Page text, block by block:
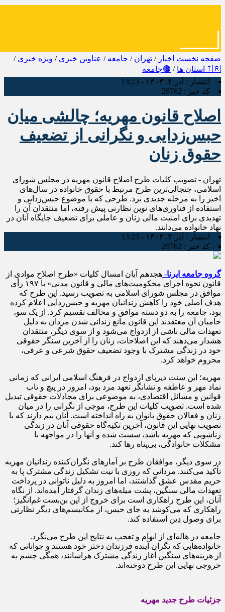
صفحه نخست اخبار / تهران / جامعه / عناوین خبری / ویژه خبری /
🇮🇷استان ها
/ 🟤جامعه
انتشار : آذر ۴, ۱۴۰۴ - 13:23
کد خبر : 29762
اصلاح قانون مهریه؛ چالشی میان
حبس‌زدایی و نگرانی از تضعیف
حقوق زنان
تهران - تصویب کلیات طرح اصلاح قانون مهریه در مجلس شورای
اسلامی، جنجالی‌ترین طرح مرتبط با حقوق خانواده در سال‌های
اخیر را به مرحله جدیدی برد. طرحی که با موضوع حبس‌زدایی و
استفاده از فناوری‌های نوین نظارتی پیش رفته، اما منتقدان آن را
تهدیدی برای امنیت مالی زنان و عاملی برای تضعیف جایگاه آنان در
نهاد خانواده می‌دانند.
انتشار : آذر ۴, ۱۴۰۴ - 13:23
کد خبر : 29762
گروه جامعه ایرنا- هجدهم آبان‌ امسال کلیات «طرح اصلاح موادی از
قانون نحوه اجرای محکومیت‌های مالی و قانون مدنی» با ۱۹۷ رأی
موافق در مجلس شورای اسلامی به تصویب رسید. این طرح که
هدف اصلی خود را کاهش زندانیان مهریه و حبس‌زدایی اعلام کرده
بود، جامعه را به دو دسته موافق و مخالف تقسیم کرد. از یک سو،
حامیان آن معتقدند این قانون مانع زندانی شدن مردان به دلیل
تعهدات مالی ناشی از ازدواج می‌شود و از سوی دیگر، منتقدان
هشدار می‌دهند که این اصلاحات، زنان را از آخرین سنگر حقوقی
خود در زندگی مشترک با وجود تضعیف حقوق شرعی و عرفی،
محروم خواهد کرد.
مهریه؛ این سنت دیرپای ازدواج در فرهنگ اسلامی ایرانی که زمانی
نماد مهر و عاطفه و نشانگر تعهد مرد بود، امروز در پیچ و تاب
قوانین و مسائل اقتصادی، به موضوعی برای مجادلات حقوقی تبدیل
شده است. تصویب کلیات این طرح، موجی از نگرانی را در میان
زنان و فعالان حقوق بانوان به راه انداخته است. آنان بیم دارند که با
تصویب نهایی این قانون، آخرین تکیه‌گاه حقوقی آنان در زندگی
زناشویی که مهریه باشد، سست شده و آنها را در مواجهه با
مشکلات خانوادگی، بی‌پناه رها کند.
در سوی دیگر، موافقان طرح بر آمارهای نگران‌کننده زندانیان مهریه
تأکید می‌کنند. مردانی که روزی با نیت تشکیل زندگی مشترک پا به
حریم مقدس عشق گذاشتند، اما امروز به دلیل ناتوانی در پرداخت
تعهدات مالی سنگین، پشت میله‌های زندان گرفتار آمده‌اند. از نگاه
آنان، این طرح راهکاری است برای خروج از این بن‌بست غم‌انگیز؛
راهکاری که می‌کوشد به جای حبس، از مکانیسم‌های دیگر نظارتی
برای وصول دِین استفاده کند.
جامعه در هاله‌ای از ابهام و تعجب به نتایج این طرح می‌نگرد.
خانواده‌هایی که نگران آینده فرزندان دختر خود هستند و جوانانی که
از هزینه‌های سنگین آغاز زندگی مشترک هراسانند، همگی چشم به
خروجی نهایی این طرح دوخته‌اند.
جزئیات طرح جدید مهریه